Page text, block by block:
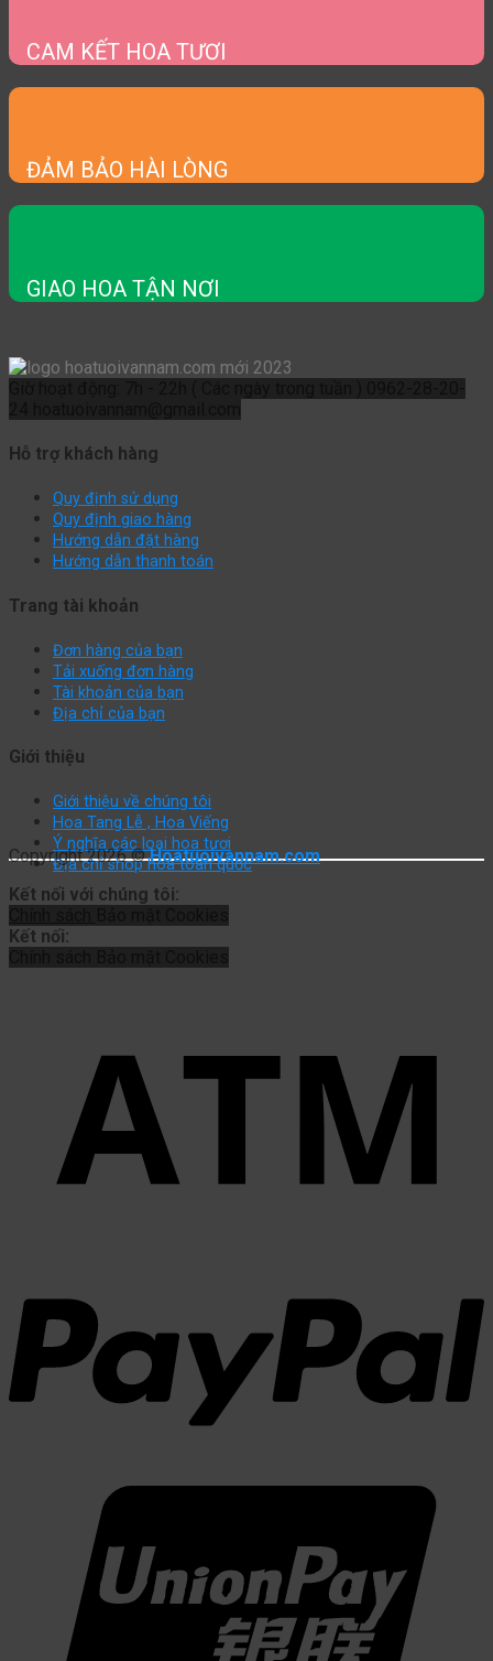
CAM KẾT HOA TƯƠI
ĐẢM BẢO HÀI LÒNG
GIAO HOA TẬN NƠI
Hỗ trợ khách hàng
Quy định sử dụng
Quy định giao hàng
Hướng dẫn đặt hàng
Hướng dẫn thanh toán
Trang tài khoản
Đơn hàng của bạn
Tải xuống đơn hàng
Tài khoản của bạn
Địa chỉ của bạn
Giới thiệu
Giới thiệu về chúng tôi
Hoa Tang Lễ , Hoa Viếng
Ý nghĩa các loại hoa tươi
Địa chỉ shop hoa toàn quốc
Copyright 2026 ©Hoatuoivannam.com
Kết nối với chúng tôi:
Kết nối: